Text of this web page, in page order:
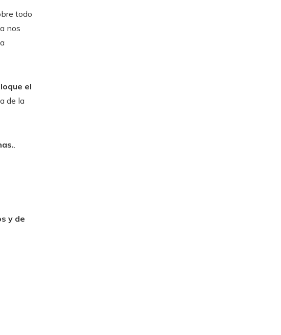
todo
nos
el
de la
.
y de